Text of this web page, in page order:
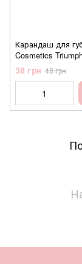
Карандаш для
Cosmetics
212 №219 Berry
нюд)
38 грн 48 грн